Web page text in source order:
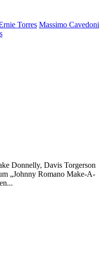
Torres Massimo Cavedoni
Donnelly, Davis Torgerson
„Johnny Romano Make-A-